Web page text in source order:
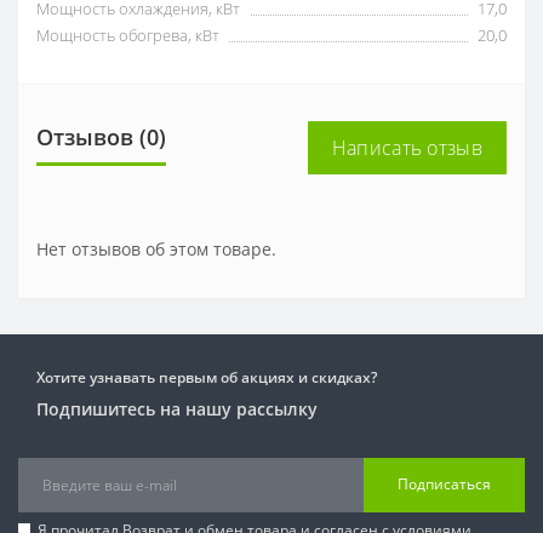
Мощность охлаждения, кВт
17,0
Мощность обогрева, кВт
20,0
Отзывов (0) Написать отзыв
Нет отзывов об этом товаре.
Хотите узнавать первым об акциях и скидках?
Подпишитесь на нашу рассылку
Подписаться